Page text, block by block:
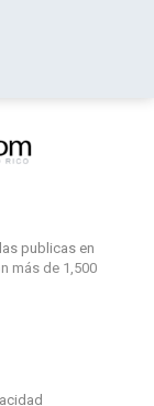
publicas en
más de 1,500